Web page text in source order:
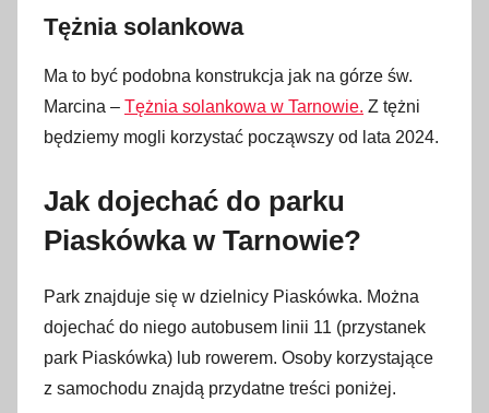
Tężnia solankowa
Ma to być podobna konstrukcja jak na górze św.
Marcina – Tężnia solankowa w Tarnowie. Z tężni
będziemy mogli korzystać począwszy od lata 2024.
Jak dojechać do parku
Piaskówka w Tarnowie?
Park znajduje się w dzielnicy Piaskówka. Można
dojechać do niego autobusem linii 11 (przystanek
park Piaskówka) lub rowerem. Osoby korzystające
z samochodu znajdą przydatne treści poniżej.